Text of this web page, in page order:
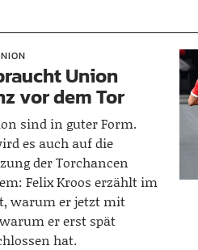
Union
vor dem Tor
sind in guter Form.
es auch auf die
der Torchancen
Felix Kroos erzählt im
warum er jetzt mit
er erst spät
hat.